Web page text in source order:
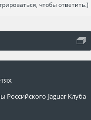
чтобы ответить.)
Российского Jaguar Клуба